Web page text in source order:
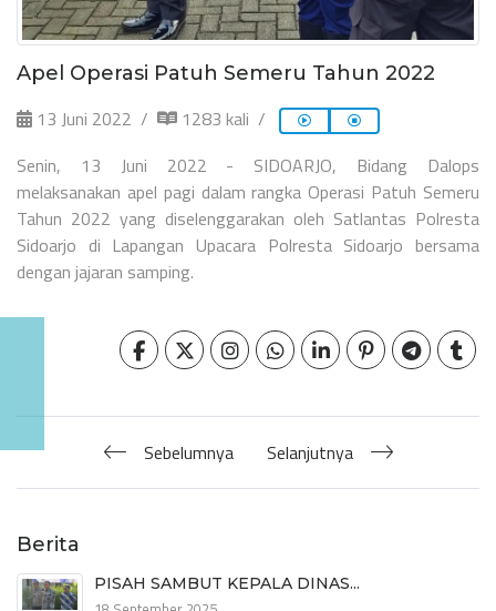
Apel Operasi Patuh Semeru Tahun 2022
13 Juni 2022
1283 kali
Senin, 13 Juni 2022 - SIDOARJO, Bidang Dalops
melaksanakan apel pagi dalam rangka Operasi Patuh Semeru
Tahun 2022 yang diselenggarakan oleh Satlantas Polresta
Sidoarjo di Lapangan Upacara Polresta Sidoarjo bersama
dengan jajaran samping.
Sebelumnya Selanjutnya
Berita
PISAH SAMBUT KEPALA DINAS...